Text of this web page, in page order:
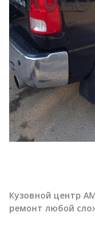
Кузовной центр
ремонт любой